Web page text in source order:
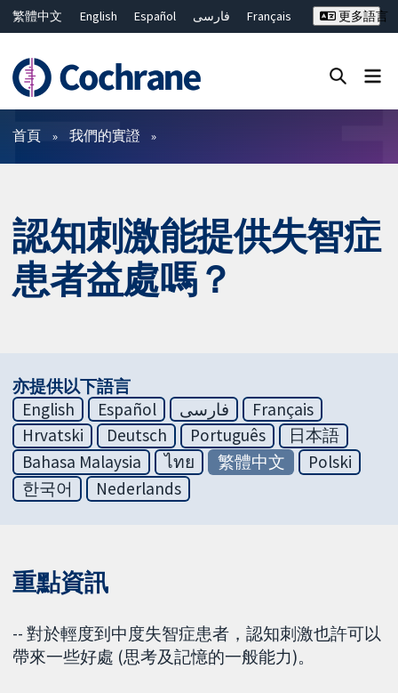
繁體中文 English Español فارسی
Français
ไทย
简体中文
更多語言
篩選條件
首頁 我們的實證
認知刺激能提供失智症
患者益處嗎？
亦提供以下語言
English
Español فارسی
Français
Hrvatski
Deutsch Português
日本語
Bahasa Malaysia
ไทย 繁體中文
Polski
한국어
Nederlands
重點資訊
-- 對於輕度到中度失智症患者，認知刺激也許可以
帶來一些好處 (思考及記憶的一般能力)。